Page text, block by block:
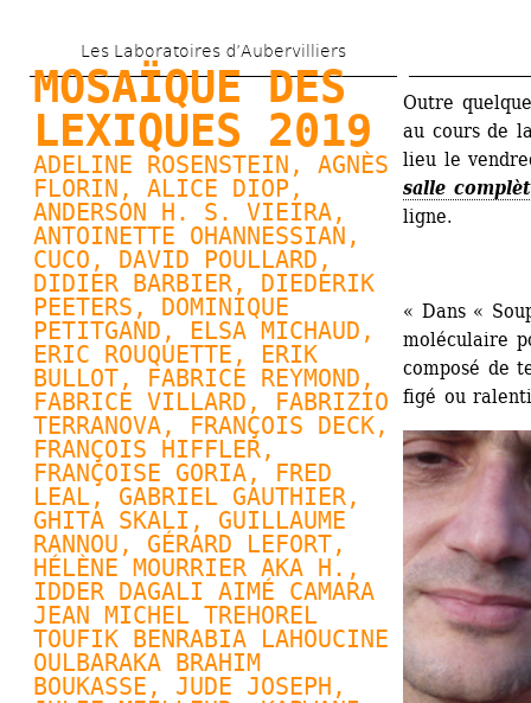
to
main
content
Les Laboratoires d’Aubervilliers
MOSAÏQUE DES
LEXIQUES 2019
ADELINE ROSENSTEIN, AGNÈS
FLORIN , ALICE DIOP,
ANDERSON H. S. VIEIRA,
ANTOINETTE OHANNESSIAN ,
CUCO , DAVID POULLARD ,
DIDIER BARBIER, DIEDERIK
PEETERS , DOMINIQUE
PETITGAND , ELSA MICHAUD ,
ERIC ROUQUETTE, ERIK
BULLOT, FABRICE REYMOND,
FABRICE VILLARD , FABRIZIO
TERRANOVA, FRANÇOIS DECK,
FRANÇOIS HIFFLER,
FRANÇOISE GORIA, FRED
LEAL, GABRIEL GAUTHIER,
GHITA SKALI, GUILLAUME
RANNOU , GÉRARD LEFORT,
HÉLÈNE MOURRIER AKA H.,
IDDER DAGALI AIMÉ CAMARA
JEAN MICHEL TREHOREL
TOUFIK BENRABIA LAHOUCINE
OULBARAKA BRAHIM
BOUKASSE, JUDE JOSEPH,
Outre
au cours de
lieu le
salle
ligne.
« Dans «
moléculaire
composé de
figé ou